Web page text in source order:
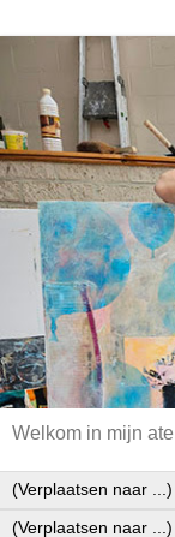
Welkom in mijn